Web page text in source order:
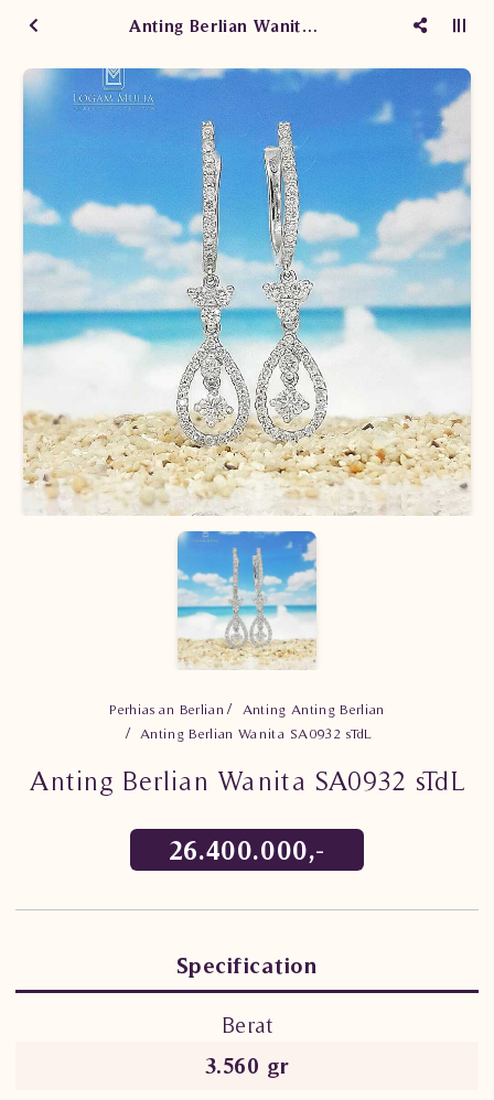
Anting Berlian Wanita SA0932 sTdL
Perhiasan Berlian
Anting Anting Berlian
Anting Berlian Wanita SA0932 sTdL
Anting Berlian Wanita SA0932 sTdL
26.400.000,-
Specification
Berat
3.560 gr